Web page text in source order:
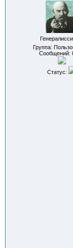
Группа:
Сообщений:
Статус: